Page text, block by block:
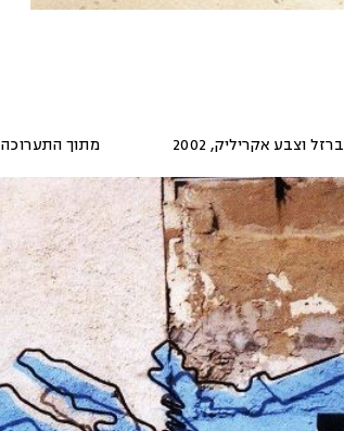
ברזל וצבע אקריליק,
2002 מתוך התערוכה